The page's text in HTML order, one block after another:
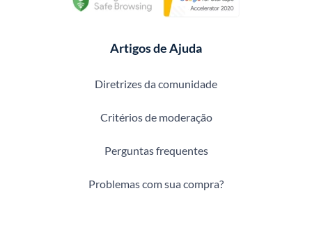
Artigos de Ajuda
Diretrizes da comunidade
Critérios de moderação
Perguntas frequentes
Problemas com sua compra?